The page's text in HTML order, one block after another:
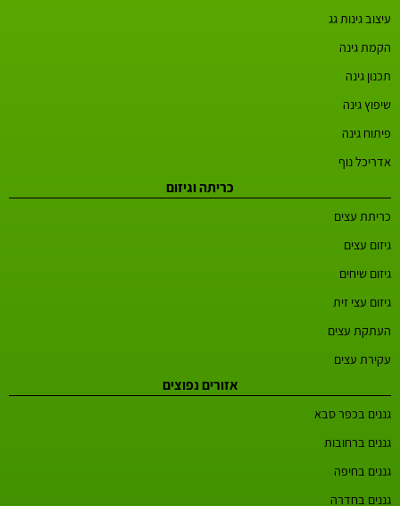
עיצוב גינות גג
הקמת גינה
תכנון גינה
שיפוץ גינה
פיתוח גינה
אדריכל נוף
כריתה וגיזום
כריתת עצים
גיזום עצים
גיזום שיחים
גיזום עצי זית
העתקת עצים
עקירת עצים
אזורים נפוצים
גננים בכפר סבא
גננים ברחובות
גננים בחיפה
גננים בחדרה